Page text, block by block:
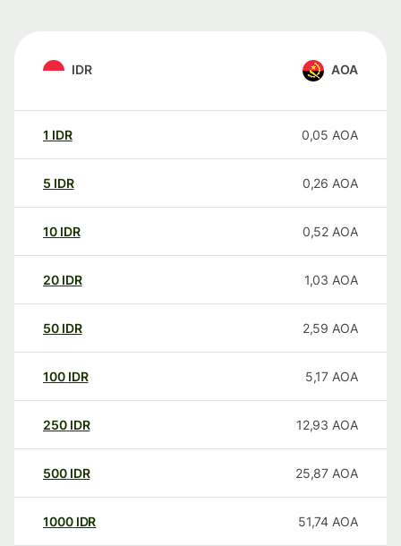
IDR AOA
1 IDR 0,05 AOA
5 IDR 0,26 AOA
10 IDR 0,52 AOA
20 IDR 1,03 AOA
50 IDR 2,59 AOA
100 IDR 5,17 AOA
250 IDR 12,93 AOA
500 IDR 25,87 AOA
1000 IDR 51,74 AOA